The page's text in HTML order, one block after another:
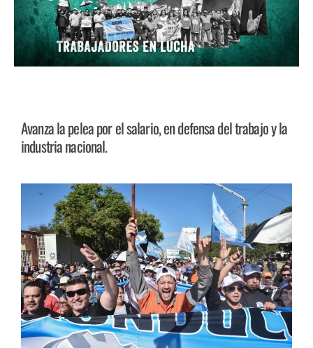
Avanza la pelea por el salario, en defensa del trabajo y la
industria nacional.